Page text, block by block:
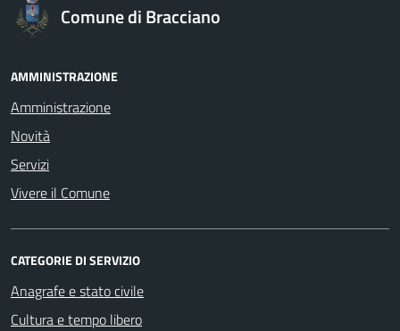
Comune di Bracciano
AMMINISTRAZIONE
Amministrazione
Novità
Servizi
Vivere il Comune
CATEGORIE DI SERVIZIO
Anagrafe e stato civile
Cultura e tempo libero